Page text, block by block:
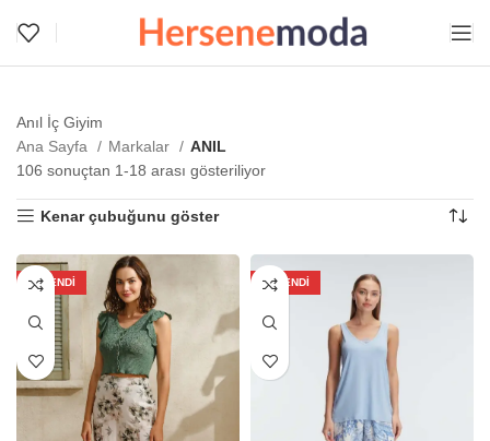
Anıl İç Giyim
Ana Sayfa
Markalar
ANIL
106 sonuçtan 1-18 arası gösteriliyor
Kenar çubuğunu göster
TÜKENDI TÜKENDI